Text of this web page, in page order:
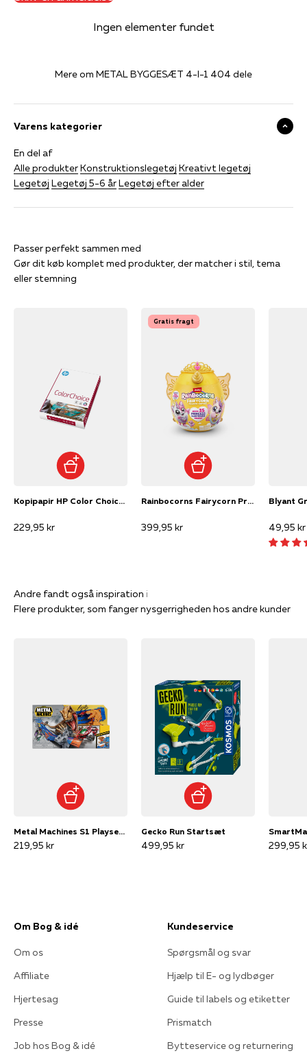
Ingen elementer fundet
Mere om METAL BYGGESÆT 4-I-1 404 dele
Varens kategorier
En del af
Alle produkterKonstruktionslegetøj Kreativt legetøj
Legetøj Legetøj 5-6 årLegetøj efter alder
Gør dit køb komplet med produkter, der matcher i stil, tema
eller stemning
Kopipapir HP Color Choice A4 160 g CHP754 250 ark/pak
229,95 kr
Gratis fragt
Rainbocorns Fairycorn Princess Surprise
399,95 kr 49,95 kr
Flere produkter, som fanger nysgerrigheden hos andre kunder
Metal Machines S1 Playset - 4 Lane Madness
219,95 kr
Gecko Run Startsæt
499,95 kr 299,95
Om Bog & idé
Om os
Affiliate
Hjertesag
Presse
Job hos Bog & idé
Kundeservice
Spørgsmål og svar
Hjælp til E- og lydbøger
Guide til labels og etiketter
Prismatch
Bytteservice og returnering